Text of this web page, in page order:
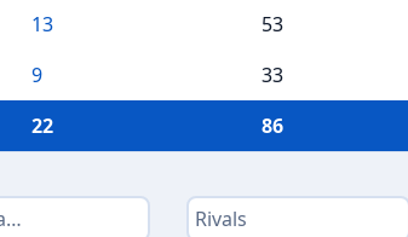
13 53
9 33
22 86